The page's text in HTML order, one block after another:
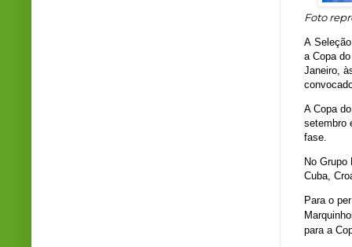
Foto
A
a Copa
Janeiro,
A Copa
setembro
fase.
No
Cuba,
Para o
para a